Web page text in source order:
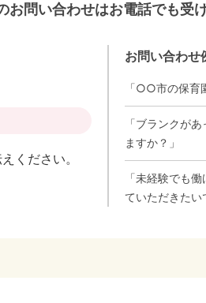
お問い合わせはお電話でも受
ください。
お問い合わせ
「○○市の保育
「ブランクが
ますか？」
「未経験でも
ていただきたい